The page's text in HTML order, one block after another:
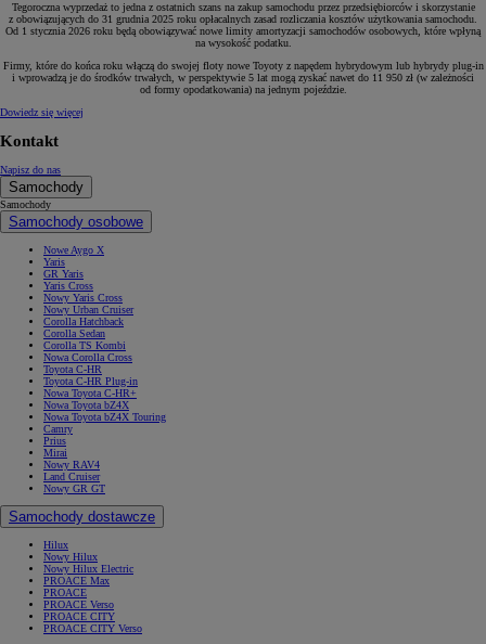
Tegoroczna wyprzedaż to jedna z ostatnich szans na zakup samochodu przez przedsiębiorców i skorzystanie
z obowiązujących do 31 grudnia 2025 roku opłacalnych zasad rozliczania kosztów użytkowania samochodu.
Od 1 stycznia 2026 roku będą obowiązywać nowe limity amortyzacji samochodów osobowych, które wpłyną
na wysokość podatku.
Firmy, które do końca roku włączą do swojej floty nowe Toyoty z napędem hybrydowym lub hybrydy plug-in
i wprowadzą je do środków trwałych, w perspektywie 5 lat mogą zyskać nawet do 11 950 zł (w zależności
od formy opodatkowania) na jednym pojeździe.
Dowiedz się więcej
Kontakt
Napisz do nas
Samochody
Samochody
Samochody osobowe
Nowe Aygo X
Yaris
GR Yaris
Yaris Cross
Nowy Yaris Cross
Nowy Urban Cruiser
Corolla Hatchback
Corolla Sedan
Corolla TS Kombi
Nowa Corolla Cross
Toyota C-HR
Toyota C-HR Plug-in
Nowa Toyota C-HR+
Nowa Toyota bZ4X
Nowa Toyota bZ4X Touring
Camry
Prius
Mirai
Nowy RAV4
Land Cruiser
Nowy GR GT
Samochody dostawcze
Hilux
Nowy Hilux
Nowy Hilux Electric
PROACE Max
PROACE
PROACE Verso
PROACE CITY
PROACE CITY Verso